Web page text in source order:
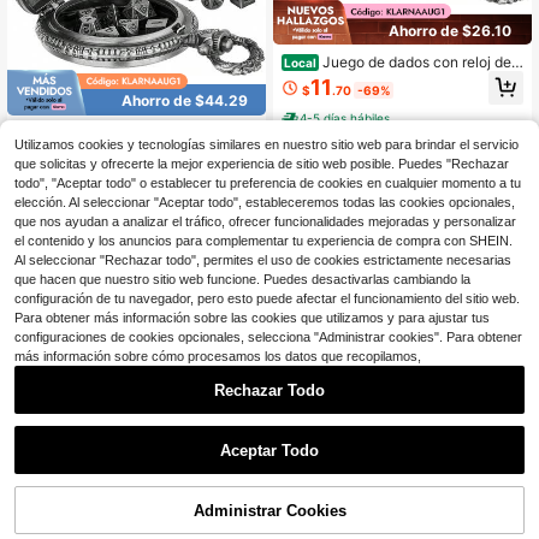
Ahorro de $44.29
olsillo de mago vintage, dados de m
etal sólido diminutos para juegos de
rol de mesa, juegos de RPG de fant
asía & juegos de matemáticas, únic
o para hombres/mujeres
$18.71 -70%
4-5 días hábiles
Ahorro de $1.81
Local Juguete de arma de metal en
miniatura, artesanía de adornos, mo
Ahorro de $26.10
Local Juego de dados con reloj de b
olsillo de mago vintage, dados de m
etal sólido diminutos para juegos de
rol de mesa, juegos de fantasía RPG
a hombres/mujeres
$11 .70 -69%
4-5 días hábiles
Juguete de arma de metal en
delo de animación de cabeza de lo
$1
1
Utilizamos cookies y tecnologías similares en nuestro sitio web para brindar el servicio
que solicitas y ofrecerte la mejor experiencia de sitio web posible. Puedes "Rechazar
todo", "Aceptar todo" o establecer tu preferencia de cookies en cualquier momento a tu
elección. Al seleccionar "Aceptar todo", estableceremos todas las cookies opcionales,
que nos ayudan a analizar el tráfico, ofrecer funcionalidades mejoradas y personalizar
el contenido y los anuncios para complementar tu experiencia de compra con SHEIN.
Al seleccionar "Rechazar todo", permites el uso de cookies estrictamente necesarias
que hacen que nuestro sitio web funcione. Puedes desactivarlas cambiando la
configuración de tu navegador, pero esto puede afectar el funcionamiento del sitio web.
Para obtener más información sobre las cookies que utilizamos y para ajustar tus
configuraciones de cookies opcionales, selecciona "Administrar cookies". Para obtener
más información sobre cómo procesamos los datos que recopilamos,
Rechazar Todo
Aceptar Todo
Administrar Cookies